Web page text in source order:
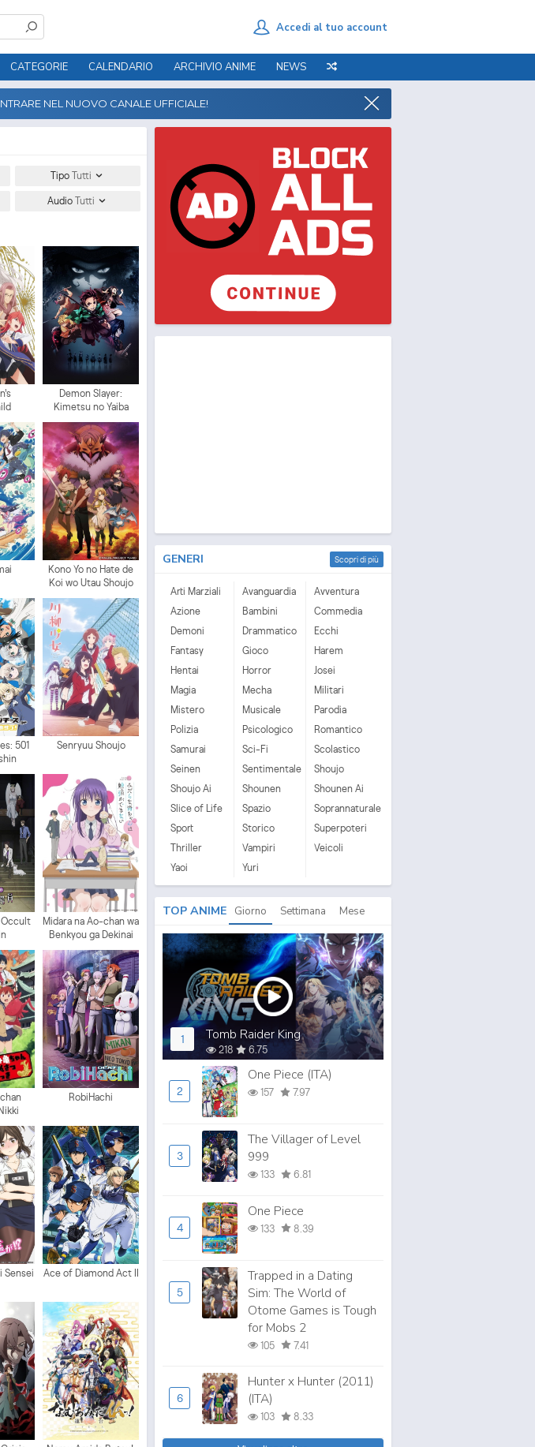
Accedi al tuo account
CATEGORIE CALENDARIO ARCHIVIO ANIME NEWS
NEL NUOVO CANALE UFFICIALE!
TipoTutti
AudioTutti
Demon Slayer:
Kimetsu no Yaiba
Kono Yo no Hate de
Koi wo Utau Shoujo
YU-NO
501
Senryuu Shoujo
Occult
Midara na Ao-chan wa
Benkyou ga Dekinai
RobiHachi
Sensei
Ace of Diamond Act II
Scopri di più
GENERI
Arti Marziali Avanguardia
Avventura
Azione
Bambini
Commedia
Demoni
Drammatico
Ecchi
Fantasy
Gioco
Harem
Hentai
Horror
Josei
Magia
Mecha
Militari
Mistero
Musicale
Parodia
Polizia
Psicologico
Romantico
Samurai
Sci-Fi
Scolastico
Seinen
Sentimentale
Shoujo
Shoujo Ai
Shounen
Shounen Ai
Slice of Life
Spazio
Soprannaturale
Sport
Storico
Superpoteri
Thriller
Vampiri
Veicoli
Yaoi
Yuri
TOP ANIME Giorno Settimana Mese
1 Tomb Raider King
218 6.75
2
One Piece (ITA)
157 7.97
3
The Villager of Level
999
133 6.81
4
One Piece
133 8.39
5
Trapped in a Dating
Sim: The World of
Otome Games is Tough
for Mobs 2
105 7.41
6
Hunter x Hunter (2011)
(ITA)
103 8.33